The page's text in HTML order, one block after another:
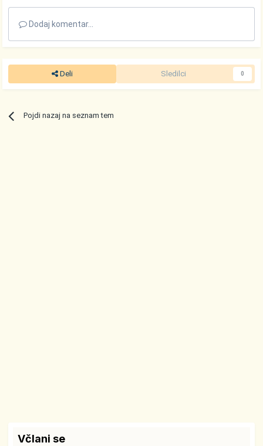
Dodaj komentar...
Deli Sledilci 0
Pojdi nazaj na seznam tem
Včlani se